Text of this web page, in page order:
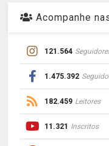
Acompanhe
121.564
1.475.392
182.459 Leitores
11.321 Inscritos